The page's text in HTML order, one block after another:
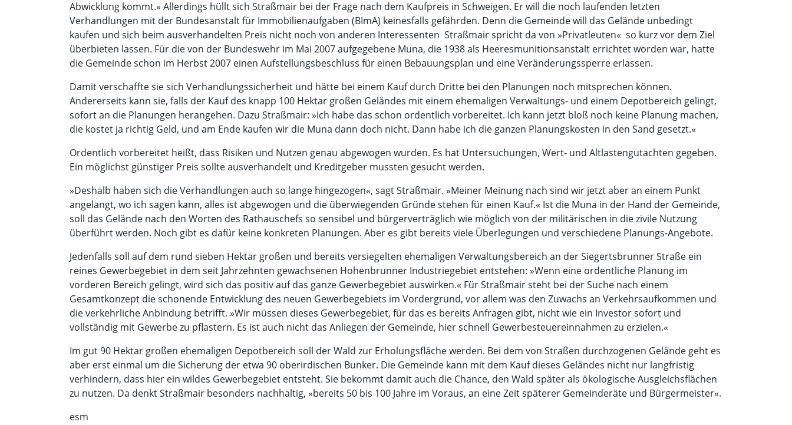
Abwicklung kommt.« Allerdings hüllt sich Straßmair bei der Frage nach dem Kaufpreis in Schweigen. Er will die noch laufenden letzten
Verhandlungen mit der Bundesanstalt für Immobilienaufgaben (BImA) keinesfalls gefährden. Denn die Gemeinde will das Gelände unbedingt
kaufen und sich beim ausverhandelten Preis nicht noch von anderen Interessenten  Straßmair spricht da von »Privatleuten«  so kurz vor dem Ziel
überbieten lassen. Für die von der Bundeswehr im Mai 2007 aufgegebene Muna, die 1938 als Heeresmunitionsanstalt errichtet worden war, hatte
die Gemeinde schon im Herbst 2007 einen Aufstellungsbeschluss für einen Bebauungsplan und eine Veränderungssperre erlassen.
Damit verschaffte sie sich Verhandlungssicherheit und hätte bei einem Kauf durch Dritte bei den Planungen noch mitsprechen können.
Andererseits kann sie, falls der Kauf des knapp 100 Hektar großen Geländes mit einem ehemaligen Verwaltungs- und einem Depotbereich gelingt,
sofort an die Planungen herangehen. Dazu Straßmair: »Ich habe das schon ordentlich vorbereitet. Ich kann jetzt bloß noch keine Planung machen,
die kostet ja richtig Geld, und am Ende kaufen wir die Muna dann doch nicht. Dann habe ich die ganzen Planungskosten in den Sand gesetzt.«
Ordentlich vorbereitet heißt, dass Risiken und Nutzen genau abgewogen wurden. Es hat Untersuchungen, Wert- und Altlastengutachten gegeben.
Ein möglichst günstiger Preis sollte ausverhandelt und Kreditgeber mussten gesucht werden.
»Deshalb haben sich die Verhandlungen auch so lange hingezogen«, sagt Straßmair. »Meiner Meinung nach sind wir jetzt aber an einem Punkt
angelangt, wo ich sagen kann, alles ist abgewogen und die überwiegenden Gründe stehen für einen Kauf.« Ist die Muna in der Hand der Gemeinde,
soll das Gelände nach den Worten des Rathauschefs so sensibel und bürgerverträglich wie möglich von der militärischen in die zivile Nutzung
überführt werden. Noch gibt es dafür keine konkreten Planungen. Aber es gibt bereits viele Überlegungen und verschiedene Planungs-Angebote.
Jedenfalls soll auf dem rund sieben Hektar großen und bereits versiegelten ehemaligen Verwaltungsbereich an der Siegertsbrunner Straße ein
reines Gewerbegebiet in dem seit Jahrzehnten gewachsenen Hohenbrunner Industriegebiet entstehen: »Wenn eine ordentliche Planung im
vorderen Bereich gelingt, wird sich das positiv auf das ganze Gewerbegebiet auswirken.« Für Straßmair steht bei der Suche nach einem
Gesamtkonzept die schonende Entwicklung des neuen Gewerbegebiets im Vordergrund, vor allem was den Zuwachs an Verkehrsaufkommen und
die verkehrliche Anbindung betrifft. »Wir müssen dieses Gewerbegebiet, für das es bereits Anfragen gibt, nicht wie ein Investor sofort und
vollständig mit Gewerbe zu pflastern. Es ist auch nicht das Anliegen der Gemeinde, hier schnell Gewerbesteuereinnahmen zu erzielen.«
Im gut 90 Hektar großen ehemaligen Depotbereich soll der Wald zur Erholungsfläche werden. Bei dem von Straßen durchzogenen Gelände geht es
aber erst einmal um die Sicherung der etwa 90 oberirdischen Bunker. Die Gemeinde kann mit dem Kauf dieses Geländes nicht nur langfristig
verhindern, dass hier ein wildes Gewerbegebiet entsteht. Sie bekommt damit auch die Chance, den Wald später als ökologische Ausgleichsflächen
zu nutzen. Da denkt Straßmair besonders nachhaltig, »bereits 50 bis 100 Jahre im Voraus, an eine Zeit späterer Gemeinderäte und Bürgermeister«.
esm